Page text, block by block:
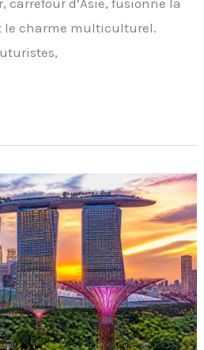
le charme multiculturel.